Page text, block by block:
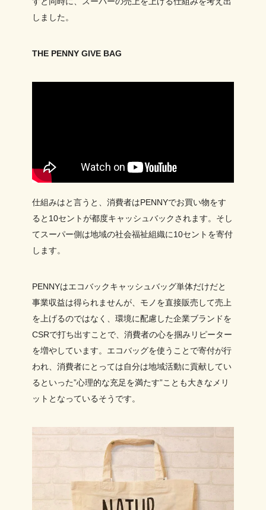
しました。
THE PENNY GIVE BAG
仕組みはと言うと、消費者はPENNYでお買い物をす
ると10セントが都度キャッシュバックされます。そし
てスーパー側は地域の社会福祉組織に10セントを寄付
します。
PENNYはエコバックキャッシュバッグ単体だけだと
事業収益は得られませんが、モノを直接販売して売上
を上げるのではなく、環境に配慮した企業ブランドを
CSRで打ち出すことで、消費者の心を掴みリピーター
を増やしています。エコバッグを使うことで寄付が行
われ、消費者にとっては自分は地域活動に貢献してい
るといった”心理的な充足を満たす”ことも大きなメリ
ットとなっているそうです。